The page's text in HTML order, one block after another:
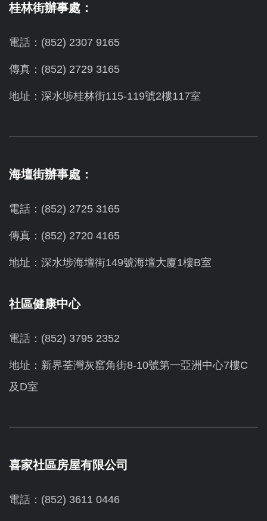
桂林街辦事處：
電話：(852) 2307 9165
傳真：(852) 2729 3165
地址：深水埗桂林街115-119號2樓117室
海壇街辦事處：
電話：(852) 2725 3165
傳真：(852) 2720 4165
地址：深水埗海壇街149號海壇大廈1樓B室
社區健康中心
電話：(852) 3795 2352
地址：新界荃灣灰窰角街8-10號第一亞洲中心7樓C
及D室
喜家社區房屋有限公司
電話：(852) 3611 0446